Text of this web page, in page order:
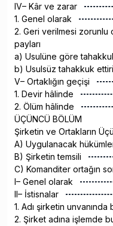
IV– Kâr ve zarar
1. Genel olarak
2. Geri verilmesi
payları
a) Usulüne göre
b) Usulsüz tahakkuk
V– Ortaklığın geçişi
1. Devir hâlinde
2. Ölüm hâlinde
ÜÇÜNCÜ BÖLÜM
Şirketin ve Ortakların
A) Uygulanacak
B) Şirketin temsili
C) Komanditer ortağın
I– Genel olarak
II– İstisnalar
1. Adı şirketin
2. Şirket adına işlemde